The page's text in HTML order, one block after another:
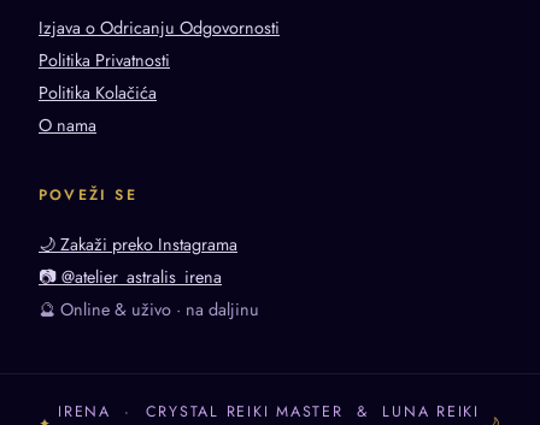
Izjava o Odricanju Odgovornosti
Politika Privatnosti
Politika Kolačića
O nama
POVEŽI SE
🌙 Zakaži preko Instagrama
📷 @atelier_astralis_irena
🔮 Online & uživo · na daljinu
IRENA · CRYSTAL REIKI MASTER & LUNA REIKI